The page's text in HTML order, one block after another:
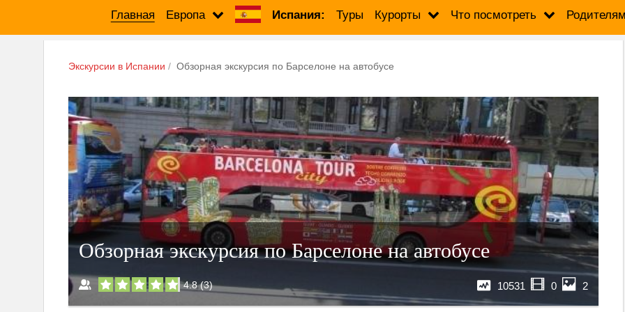
Главная Европа Испания: Туры Курорты Что посмотреть Родителям
Экскурсии в Испании Обзорная экскурсия по Барселоне на автобусе
Обзорная экскурсия по Барселоне на автобусе
4.8(3) 10531 0 2